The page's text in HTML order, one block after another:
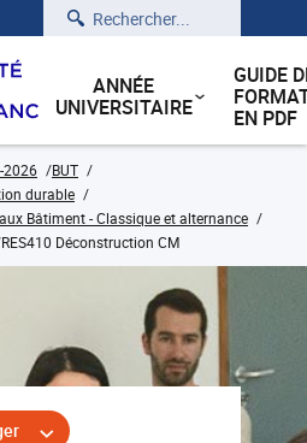
Rechercher
ANNÉE
UNIVERSITAIRE
GUIDE
EN PDF
2026
BUT
durable
Bâtiment - Classique et alternance
RES410 Déconstruction CM